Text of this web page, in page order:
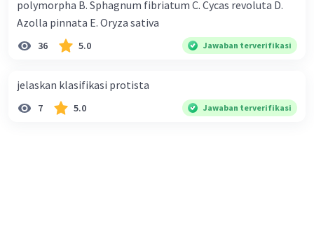
polymorpha B. Sphagnum fibriatum C. Cycas revoluta D.
Azolla pinnata E. Oryza sativa
36 5.0 Jawaban terverifikasi
jelaskan klasifikasi protista
7 5.0 Jawaban terverifikasi